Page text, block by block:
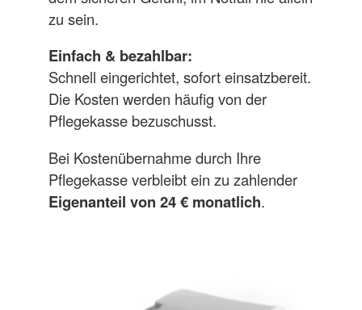
zu sein.
Einfach & bezahlbar:
Schnell eingerichtet, sofort einsatzbereit.
Die Kosten werden häufig von der
Pflegekasse bezuschusst.
Bei Kostenübernahme durch Ihre
Pflegekasse verbleibt ein zu zahlender
Eigenanteil von 24 € monatlich.